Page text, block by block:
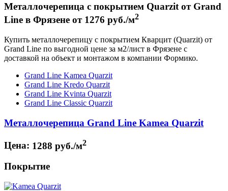
Металлочерепица с покрытием Quarzit от Grand
Line в Фрязене от 1276 руб./м2
Купить металлочерепицу с покрытием Кварцит (Quarzit) от
Grand Line по выгодной цене за м2/лист в Фрязене с
доставкой на объект и монтажом в компании Формико.
Grand Line Kamea Quarzit
Grand Line Kredo Quarzit
Grand Line Kvinta Quarzit
Grand Line Classic Quarzit
Металлочерепица Grand Line Kamea Quarzit
Цена: 1288 руб./м2
Покрытие